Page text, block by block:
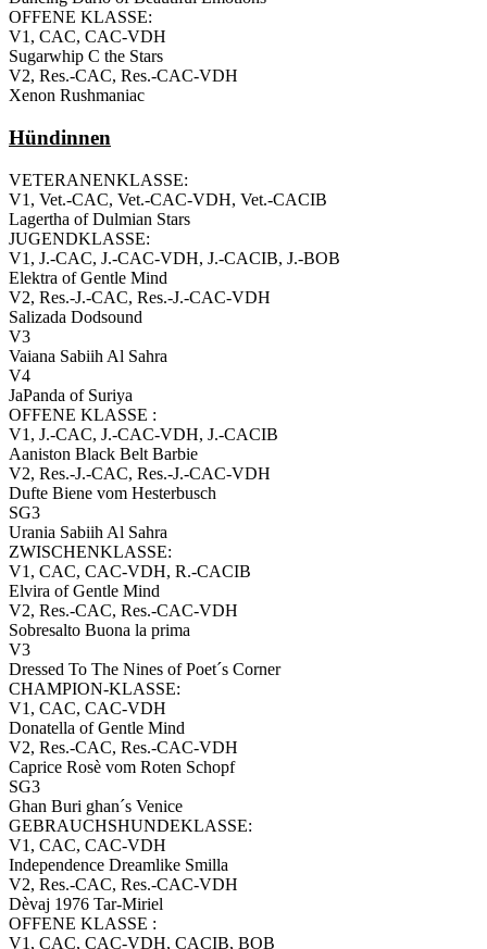
OFFENE KLASSE:
V1, CAC, CAC-VDH
Sugarwhip C the Stars
V2, Res.-CAC, Res.-CAC-VDH
Xenon Rushmaniac
Hündinnen
VETERANENKLASSE:
V1, Vet.-CAC, Vet.-CAC-VDH, Vet.-CACIB
Lagertha of Dulmian Stars
JUGENDKLASSE:
V1, J.-CAC, J.-CAC-VDH, J.-CACIB, J.-BOB
Elektra of Gentle Mind
V2, Res.-J.-CAC, Res.-J.-CAC-VDH
Salizada Dodsound
V3
Vaiana Sabiih Al Sahra
V4
JaPanda of Suriya
OFFENE KLASSE :
V1, J.-CAC, J.-CAC-VDH, J.-CACIB
Aaniston Black Belt Barbie
V2, Res.-J.-CAC, Res.-J.-CAC-VDH
Dufte Biene vom Hesterbusch
SG3
Urania Sabiih Al Sahra
ZWISCHENKLASSE:
V1, CAC, CAC-VDH, R.-CACIB
Elvira of Gentle Mind
V2, Res.-CAC, Res.-CAC-VDH
Sobresalto Buona la prima
V3
Dressed To The Nines of Poet´s Corner
CHAMPION-KLASSE:
V1, CAC, CAC-VDH
Donatella of Gentle Mind
V2, Res.-CAC, Res.-CAC-VDH
Caprice Rosè vom Roten Schopf
SG3
Ghan Buri ghan´s Venice
GEBRAUCHSHUNDEKLASSE:
V1, CAC, CAC-VDH
Independence Dreamlike Smilla
V2, Res.-CAC, Res.-CAC-VDH
Dèvaj 1976 Tar-Miriel
OFFENE KLASSE :
V1, CAC, CAC-VDH, CACIB, BOB